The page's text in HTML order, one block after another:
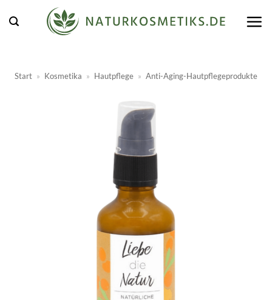
Inhalt
Start » Kosmetika » Hautpflege » Anti-Aging-Hautpflegeprodukte